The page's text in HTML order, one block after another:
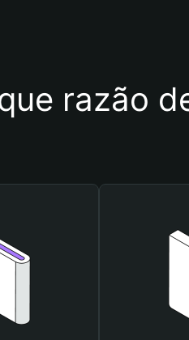
razão